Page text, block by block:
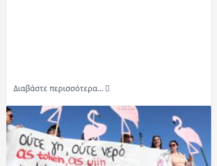
Διαβάστε περισσότερα...